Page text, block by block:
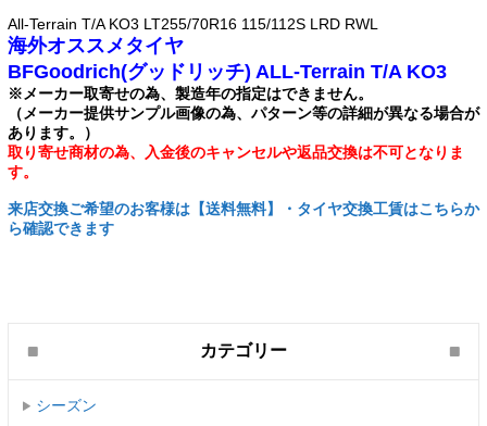
All-Terrain T/A KO3 LT255/70R16 115/112S LRD RWL
海外オススメタイヤ
BFGoodrich(グッドリッチ) ALL-Terrain T/A KO3
※メーカー取寄せの為、製造年の指定はできません。
（メーカー提供サンプル画像の為、パターン等の詳細が異なる場合が
あります。）
取り寄せ商材の為、入金後のキャンセルや返品交換は不可となりま
す。
来店交換ご希望のお客様は【送料無料】・タイヤ交換工賃はこちらか
ら確認できます
カテゴリー
シーズン